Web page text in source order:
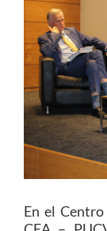
Estudiantes
Académicos
Funcionarios
Alumni
En el